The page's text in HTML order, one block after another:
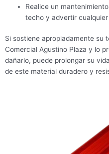
Realice un
techo y advertir
Si sostiene apropiadamente su
Comercial Agustino Plaza y lo
dañarlo, puede prolongar su
de este material duradero y